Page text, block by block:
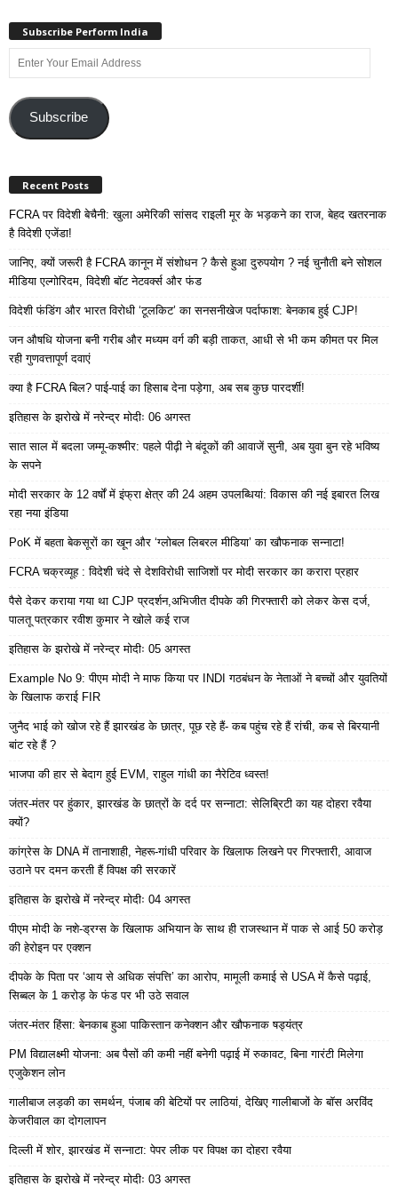
Subscribe Perform India
Enter
Your
AddressSubscribe
Recent Posts
FCRA पर विदेशी बेचैनी: खुला अमेरिकी सांसद राइली मूर के भड़कने का राज, बेहद खतरनाक
है विदेशी एजेंडा!
जानिए, क्यों जरूरी है FCRA कानून में संशोधन ? कैसे हुआ दुरुपयोग ? नई चुनौती बने सोशल
मीडिया एल्गोरिदम, विदेशी बॉट नेटवर्क्स और फंड
विदेशी फंडिंग और भारत विरोधी ‘टूलकिट’ का सनसनीखेज पर्दाफाश: बेनकाब हुई CJP!
जन औषधि योजना बनी गरीब और मध्यम वर्ग की बड़ी ताकत, आधी से भी कम कीमत पर मिल
रही गुणवत्तापूर्ण दवाएं
क्या है FCRA बिल? पाई-पाई का हिसाब देना पड़ेगा, अब सब कुछ पारदर्शी!
इतिहास के झरोखे में नरेन्द्र मोदीः 06 अगस्त
सात साल में बदला जम्मू-कश्मीर: पहले पीढ़ी ने बंदूकों की आवाजें सुनी, अब युवा बुन रहे भविष्य
के सपने
मोदी सरकार के 12 वर्षों में इंफ्रा क्षेत्र की 24 अहम उपलब्धियां: विकास की नई इबारत लिख
रहा नया इंडिया
PoK में बहता बेकसूरों का खून और ‘ग्लोबल लिबरल मीडिया’ का खौफनाक सन्नाटा!
FCRA चक्रव्यूह : विदेशी चंदे से देशविरोधी साजिशों पर मोदी सरकार का करारा प्रहार
पैसे देकर कराया गया था CJP प्रदर्शन,अभिजीत दीपके की गिरफ्तारी को लेकर केस दर्ज,
पालतू पत्रकार रवीश कुमार ने खोले कई राज
इतिहास के झरोखे में नरेन्द्र मोदीः 05 अगस्त
Example No 9: पीएम मोदी ने माफ किया पर INDI गठबंधन के नेताओं ने बच्चों और युवतियों
के खिलाफ कराई FIR
जुनैद भाई को खोज रहे हैं झारखंड के छात्र, पूछ रहे हैं- कब पहुंच रहे हैं रांची, कब से बिरयानी
बांट रहे हैं ?
भाजपा की हार से बेदाग हुई EVM, राहुल गांधी का नैरेटिव ध्वस्त!
जंतर-मंतर पर हुंकार, झारखंड के छात्रों के दर्द पर सन्नाटा: सेलिब्रिटी का यह दोहरा रवैया
क्यों?
कांग्रेस के DNA में तानाशाही, नेहरू-गांधी परिवार के खिलाफ लिखने पर गिरफ्तारी, आवाज
उठाने पर दमन करती हैं विपक्ष की सरकारें
इतिहास के झरोखे में नरेन्द्र मोदीः 04 अगस्त
पीएम मोदी के नशे-ड्रग्स के खिलाफ अभियान के साथ ही राजस्थान में पाक से आई 50 करोड़
की हेरोइन पर एक्शन
दीपके के पिता पर ‘आय से अधिक संपत्ति’ का आरोप, मामूली कमाई से USA में कैसे पढ़ाई,
सिब्बल के 1 करोड़ के फंड पर भी उठे सवाल
जंतर-मंतर हिंसा: बेनकाब हुआ पाकिस्तान कनेक्शन और खौफनाक षड्यंत्र
PM विद्यालक्ष्मी योजना: अब पैसों की कमी नहीं बनेगी पढ़ाई में रुकावट, बिना गारंटी मिलेगा
एजुकेशन लोन
गालीबाज लड़की का समर्थन, पंजाब की बेटियों पर लाठियां, देखिए गालीबाजों के बॉस अरविंद
केजरीवाल का दोगलापन
दिल्ली में शोर, झारखंड में सन्नाटा: पेपर लीक पर विपक्ष का दोहरा रवैया
इतिहास के झरोखे में नरेन्द्र मोदीः 03 अगस्त